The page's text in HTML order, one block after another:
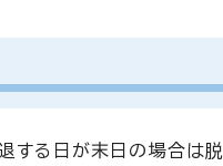
する日が末日の場合は脱